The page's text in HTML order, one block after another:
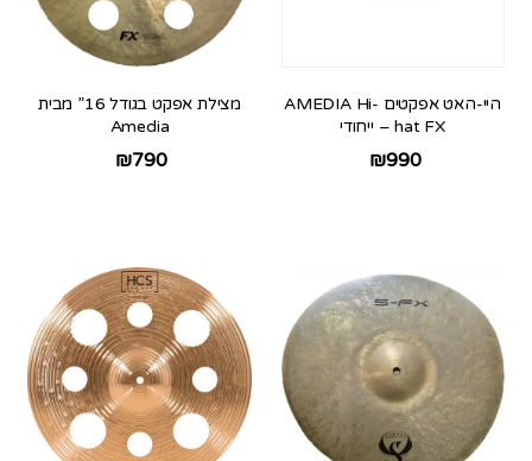
היי-האט אפקטים AMEDIA Hi-
hat FX – ייחודי
₪990
מצילת אפקט בגודל 16” מבית
Amedia
₪790